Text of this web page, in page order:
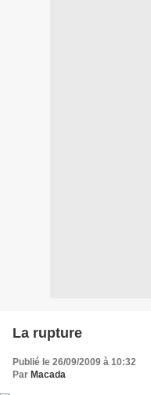
La rupture
Publié le 26/09/2009 à 10:32
Par Macada